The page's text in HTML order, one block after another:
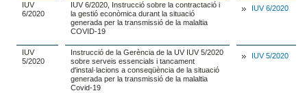
IUV
6/2020
IUV 6/2020, Instrucció sobre la contractació i
la gestió econòmica durant la situació
generada per la transmissió de la malaltia
COVID-19
IUV 6/2020
IUV
5/2020
Instrucció de la Gerència de la UV IUV 5/2020
sobre serveis essencials i tancament
d'instal·lacions a conseqüència de la situació
generada per la transmissió de la malaltia
Covid-19
IUV 5/2020